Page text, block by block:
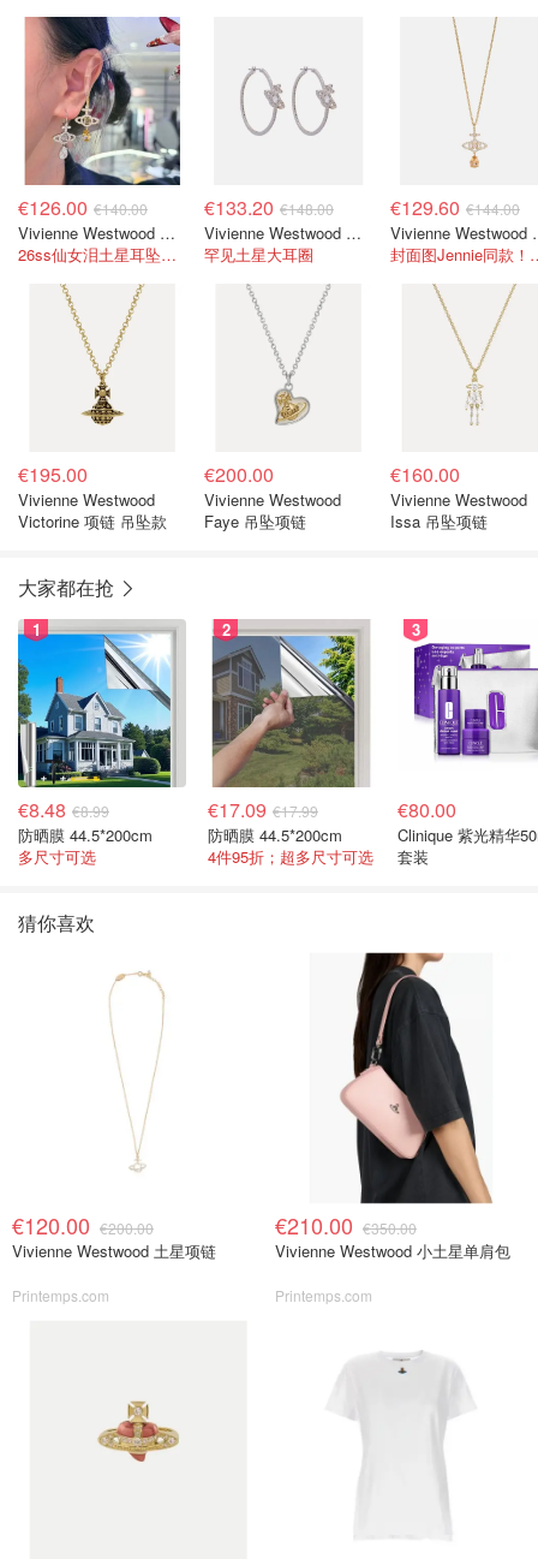
€126.00 €140.00
Vivienne Westwood Olympia 镶饰耳环
26ss仙女泪土星耳坠！绝美！
€133.20 €148.00
Vivienne Westwood Orb 镶饰圆环耳环
罕见土星大耳圈
€129.60 €144.00
封面图
€195.00
Vivienne Westwood
Victorine 项链 吊坠款
€200.00
Vivienne Westwood
Faye 吊坠项链
€160.00
Vivienne Westwood
Issa 吊坠项链
大家都在抢
1
€8.48 €8.99
防晒膜 44.5*200cm
多尺寸可选
2
€17.09 €17.99
防晒膜 44.5*200cm
4件95折；超多尺寸可选
3
€80.00
Clinique 紫光精华
套装
猜你喜欢
€120.00 €200.00
Vivienne Westwood 土星项链
Printemps.com
€210.00 €350.00
Vivienne Westwood 小土星单肩包
Printemps.com